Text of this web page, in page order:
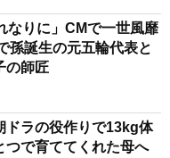
なりに」CMで一世風靡
誕生の元五輪代表と
の師匠
ラの役作りで13kg体
で育ててくれた母へ